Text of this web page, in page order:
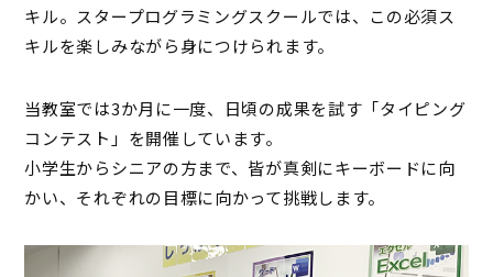
キル。スタープログラミングスクールでは、この必須ス
キルを楽しみながら身につけられます。
当教室では3か月に一度、日頃の成果を試す「タイピング
コンテスト」を開催しています。
小学生からシニアの方まで、皆が真剣にキーボードに向
かい、それぞれの目標に向かって挑戦します。